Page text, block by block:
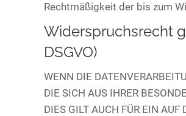
Rechtmäßigkeit der bis zum
Widerspruchsrecht
DSGVO)
WENN DIE
DIE SICH AUS IHRER
DIES GILT AUCH FÜR EIN